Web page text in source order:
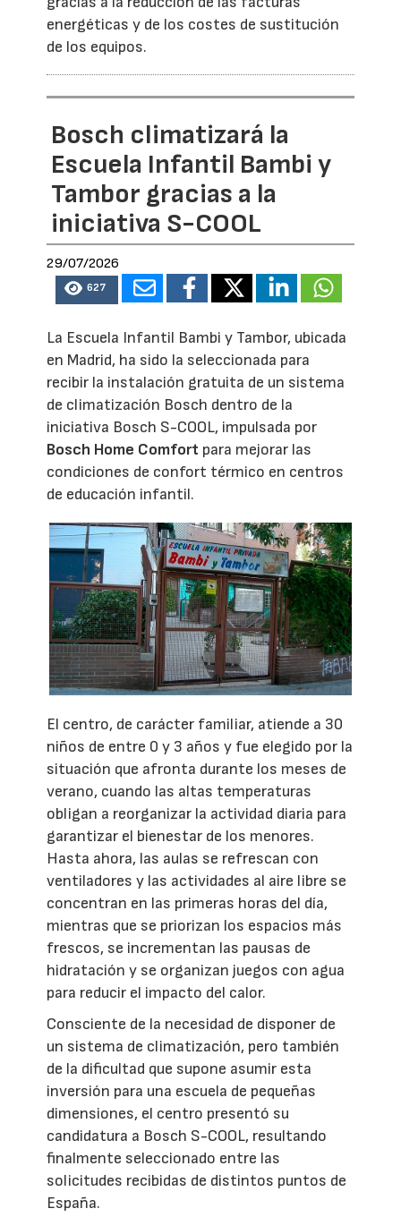
energéticas y de los costes de sustitución
de los equipos.
Bosch climatizará la
Escuela Infantil Bambi y
Tambor gracias a la
iniciativa S-COOL
29/07/2026
627
La Escuela Infantil Bambi y Tambor, ubicada
en Madrid, ha sido la seleccionada para
recibir la instalación gratuita de un sistema
de climatización Bosch dentro de la
iniciativa Bosch S-COOL, impulsada por
Bosch Home Comfort para mejorar las
condiciones de confort térmico en centros
de educación infantil.
El centro, de carácter familiar, atiende a 30
niños de entre 0 y 3 años y fue elegido por la
situación que afronta durante los meses de
verano, cuando las altas temperaturas
obligan a reorganizar la actividad diaria para
garantizar el bienestar de los menores.
Hasta ahora, las aulas se refrescan con
ventiladores y las actividades al aire libre se
concentran en las primeras horas del día,
mientras que se priorizan los espacios más
frescos, se incrementan las pausas de
hidratación y se organizan juegos con agua
para reducir el impacto del calor.
Consciente de la necesidad de disponer de
un sistema de climatización, pero también
de la dificultad que supone asumir esta
inversión para una escuela de pequeñas
dimensiones, el centro presentó su
candidatura a Bosch S-COOL, resultando
finalmente seleccionado entre las
solicitudes recibidas de distintos puntos de
España.